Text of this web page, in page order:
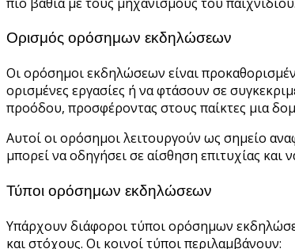
Ορισμός ορόσημων εκδηλώσεων
Οι ορόσημοι εκδηλώσεων είναι
ορισμένες εργασίες ή να φτάσουν σε
προόδου, προσφέροντας στους παίκτες μια
Αυτοί οι ορόσημοι λειτουργούν ως σημείο
μπορεί να οδηγήσει σε αίσθηση επιτυχίας και
Τύποι ορόσημων εκδηλώσεων
Υπάρχουν διάφοροι τύποι ορόσημων
και στόχους. Οι κοινοί τύποι περιλαμβάνουν: